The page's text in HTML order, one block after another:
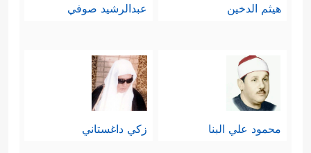
هيثم الدخين عبدالرشيد صوفي
محمود علي البنا زكي داغستاني